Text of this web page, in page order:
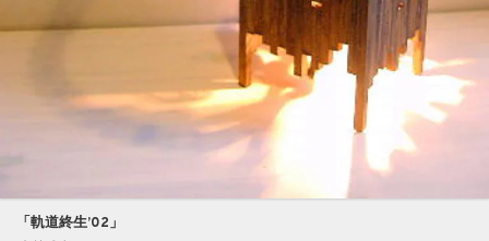
「軌道終生’02」